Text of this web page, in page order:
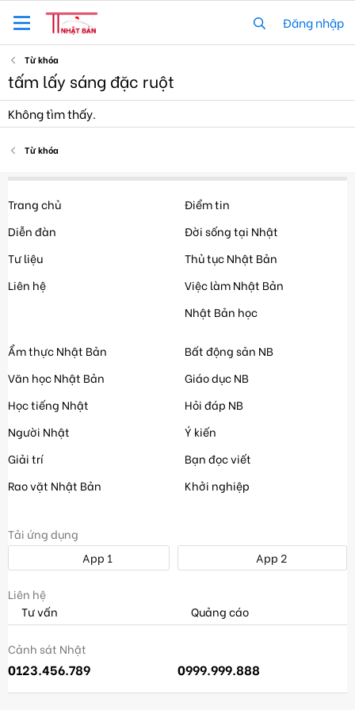
Đăng nhập
Từ khóa
tấm lấy sáng đặc ruột
Không tìm thấy.
Từ khóa
Trang chủ
Diễn đàn
Tư liệu
Liên hệ
Điểm tin
Đời sống tại Nhật
Thủ tục Nhật Bản
Việc làm Nhật Bản
Nhật Bản học
Ẩm thực Nhật Bản
Văn học Nhật Bản
Học tiếng Nhật
Người Nhật
Giải trí
Rao vặt Nhật Bản
Bất động sản NB
Giáo dục NB
Hỏi đáp NB
Ý kiến
Bạn đọc viết
Khởi nghiệp
Tải ứng dụng
App 1
App 2
Liên hệ
Tư vấn
Quảng cáo
Cảnh sát Nhật
0123.456.789 0999.999.888